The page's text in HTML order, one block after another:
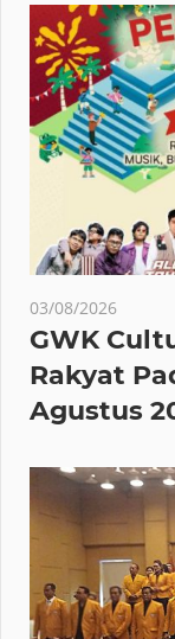
03/08/2026
GWK
Rakyat
Agustus